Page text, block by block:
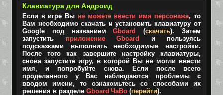
Клавиатура для Андроид
Если в игре Вы не можете ввести имя персонажа, то
Вам необходимо скачать и установить клавиатуру от
Google под названиемGboard (скачать). Затем
запустить приложение Gboard
и пользуясь
подсказками выполнить необходимые настройки.
После того как завершите настройку клавиатуры,
снова запустите игру, в которой Вы не могли ввести
имя, и попробуйте снова. Если после всего
проделанного у Вас наблюдаются проблемы с
вводом имени, то ознакомьтесь со способами их
решения в разделе Gboard ЧаВо (перейти).